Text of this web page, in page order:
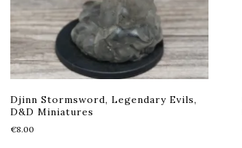
Djinn Stormsword, Legendary Evils,
D&D Miniatures
€8.00